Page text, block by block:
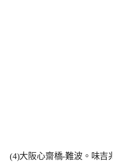
(4)大阪心齋橋-難波。味吉